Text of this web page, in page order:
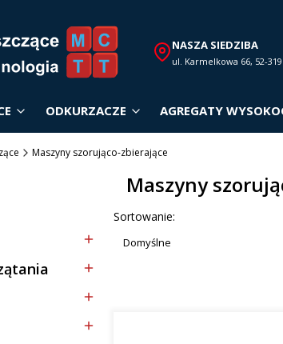
NASZA SIEDZIBA
ul. Karmelkowa 66, 52-
ODKURZACZE AGREGATY
Maszyny szorująco-zbierające
sprzątania
Maszyny
Lista produktów
Sortowanie:
Domyślne